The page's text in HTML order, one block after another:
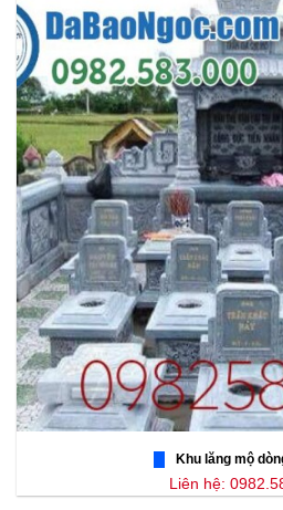
Khu lăng mộ
Liên hệ: